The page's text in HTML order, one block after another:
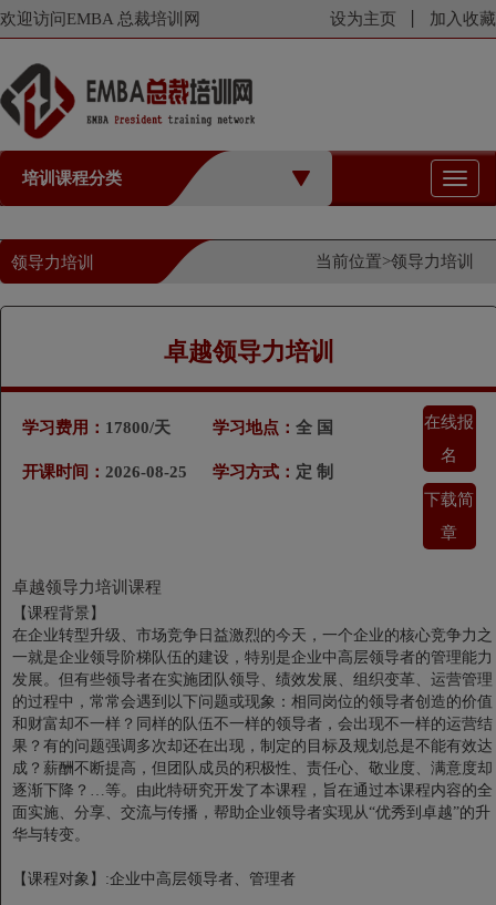
欢迎访问EMBA 总裁培训网 设为主页 加入收藏
培训课程分类
切
换
航
领导力培训 当前位置>领导力培训
卓越领导力培训
学习费用： 17800/天
开课时间： 2026-08-25
学习地点： 全 国
学习方式： 定 制
在线报
名
下载简
章
卓越领导力培训课程
【课程背景】
在企业转型升级、市场竞争日益激烈的今天，一个企业的核心竞争力之
一就是企业领导阶梯队伍的建设，特别是企业中高层领导者的管理能力
发展。但有些领导者在实施团队领导、绩效发展、组织变革、运营管理
的过程中，常常会遇到以下问题或现象：相同岗位的领导者创造的价值
和财富却不一样？同样的队伍不一样的领导者，会出现不一样的运营结
果？有的问题强调多次却还在出现，制定的目标及规划总是不能有效达
成？薪酬不断提高，但团队成员的积极性、责任心、敬业度、满意度却
逐渐下降？…等。由此特研究开发了本课程，旨在通过本课程内容的全
面实施、分享、交流与传播，帮助企业领导者实现从“优秀到卓越”的升
华与转变。
【课程对象】:企业中高层领导者、管理者